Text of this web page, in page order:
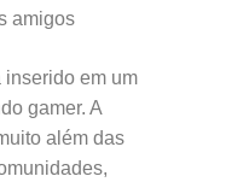
amigos
inserido em um
gamer. A
além das